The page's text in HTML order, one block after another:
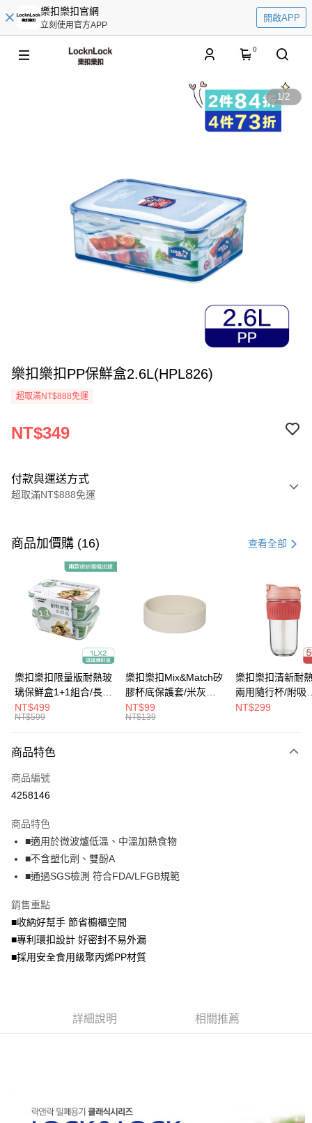
樂扣樂扣官網
立刻使用官方APP
開啟APP
0
1/2
樂扣樂扣PP保鮮盒2.6L(HPL826)
超取滿NT$888免運
NT$349
付款與運送方式
超取滿NT$888免運
信用卡一次付款
Apple Pay
街口支付
大哥付你分期
相關說明
【大哥付你分期使用說明】
1.本服務由台灣大哥大提供，台灣大哥大用戶可立即使用無須另外申請。
成交易。
4.訂單成立30分鐘內，如未前往確認交易或遇審核未通過，訂單將自動取
消。如遇「轉專審核」未通過狀況，表示未達大哥付你分期系統評分，恕無
1.分期款項不併入電信帳單，「大哥付你分期」於每月結算日後寄送繳費提
醒簡訊。
2.透過簡訊連結打開帳單後，可選擇「超商條碼／台灣大直營門市／銀行轉
帳／街口支付／iPASS MONEY」等通路繳費。
1.本服務係由「台灣大哥大股份有限公司」（以下簡稱本公司）所提供，讓
用戶於交易時，得透過本服務購買商品或服務，並由商店將買賣／分期付款
買賣價金債權讓與本公司後，依約使用本公司帳單繳交帳款。
2.基於同意付款使用「大哥付你分期」之契約關係目的，商店將以您的個人
資料（包含姓名、電話或地址）提供予台灣大哥大進項蒐集、處理及利用，
ATM付款
運送方式
付款後全家取貨
每筆NT$80，滿NT$888(含以上)免運費
每筆NT$80，滿NT$888(含以上)免運費
宅配
每筆NT$120，滿NT$1,000(含以上)免運費
門市取貨-自備購物袋
每筆NT$80，滿NT$500(含以上)免運費
商品加價購 (16) 查看全部
樂扣樂扣限量版耐熱玻
璃保鮮盒1+1組合/長方
形/1L(LLG445KKSP2-
01)
NT$499
NT$599
樂扣樂扣Mix&Match矽
膠杯底保護套/米灰
(BOTTOM-
LHC4343BEG)
NT$99
NT$139
樂扣樂扣清新耐
兩用隨行杯/附吸
管/500ml/粉
NT$299
商品特色
商品編號
4258146
商品特色
■適用於微波爐低溫、中溫加熱食物
■不含塑化劑、雙酚A
■通過SGS檢測 符合FDA/LFGB規範
銷售重點
■收納好幫手 節省櫥櫃空間
■專利環扣設計 好密封不易外漏
■採用安全食用級聚丙烯PP材質
詳細說明 相關推薦